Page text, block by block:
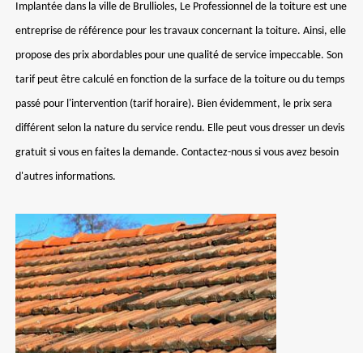
Implantée dans la ville de Brullioles, Le Professionnel de la toiture est une
entreprise de référence pour les travaux concernant la toiture. Ainsi, elle
propose des prix abordables pour une qualité de service impeccable. Son
tarif peut être calculé en fonction de la surface de la toiture ou du temps
passé pour l'intervention (tarif horaire). Bien évidemment, le prix sera
différent selon la nature du service rendu. Elle peut vous dresser un devis
gratuit si vous en faites la demande. Contactez-nous si vous avez besoin
d'autres informations.